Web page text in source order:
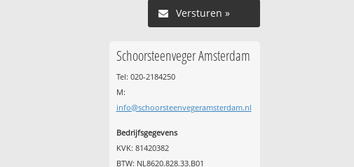
Versturen »
Schoorsteenveger Amsterdam
Tel: 020-2184250
M:
info@schoorsteenvegeramsterdam.nl
Bedrijfsgegevens
KVK: 81420382
BTW: NL8620.828.33.B01